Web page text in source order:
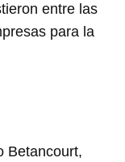
entre las
para la
Betancourt,